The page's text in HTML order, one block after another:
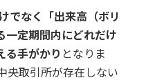
でなく「出来高（ボリ
一定期間内にどれだけ
る手がかり となりま
央取引所が存在しない